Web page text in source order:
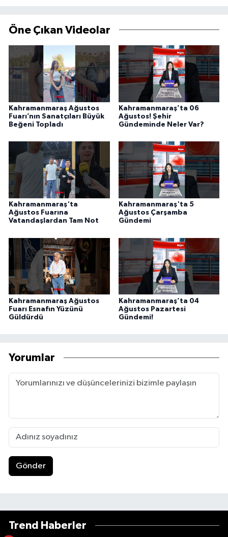
Öne Çıkan Videolar
Kahramanmaraş Ağustos
Fuarı’nın Sanatçıları Büyük
Beğeni Topladı
Kahramanmaraş’ta 06
Ağustos! Şehir
Gündeminde Neler Var?
Kahramanmaraş'ta
Ağustos Fuarına
Vatandaşlardan Tam Not
Kahramanmaraş'ta 5
Ağustos Çarşamba
Gündemi
Kahramanmaraş Ağustos
Fuarı Esnafın Yüzünü
Güldürdü
Kahramanmaraş’ta 04
Ağustos Pazartesi
Gündemi!
Yorumlar
Gönder
Trend Haberler